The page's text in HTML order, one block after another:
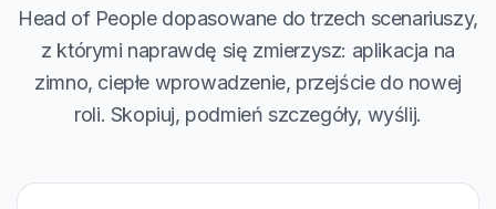
Head of People dopasowane do trzech scenariuszy,
z którymi naprawdę się zmierzysz: aplikacja na
zimno, ciepłe wprowadzenie, przejście do nowej
roli. Skopiuj, podmień szczegóły, wyślij.